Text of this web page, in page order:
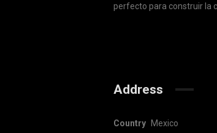
perfecto para construir la
Address
Country Mexico